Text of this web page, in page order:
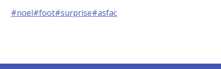
#noel#foot#surprise#asfac